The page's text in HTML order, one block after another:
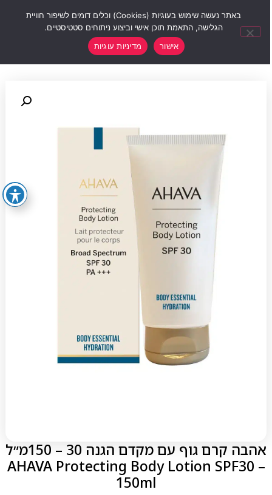
אהבה קרם גוף עם מקדם הגנה 30 – 150מ״ל
– AHAVA Protecting Body Lotion SPF30
150ml
באתר נעשה שימוש בעוגיות (Cookies) וכלים דומים לשיפור חוויית
הגלישה, התאמת תוכן אישי וביצוע ניתוחים סטטיסטיים.
אישור
מדיניות עוגיות